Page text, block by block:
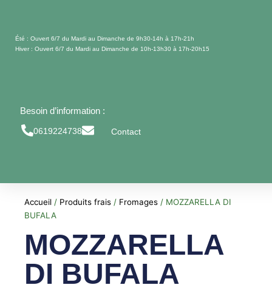
contenuÉté : Ouvert 6/7 du Mardi au Dimanche de 9h30-14h à 17h-21h
Hiver : Ouvert 6/7 du Mardi au Dimanche de 10h-13h30 à 17h-20h15
Besoin d’information :
0619224738 Contact
Accueil / Produits frais / Fromages / MOZZARELLA DI
BUFALA
MOZZARELLA
DI BUFALA